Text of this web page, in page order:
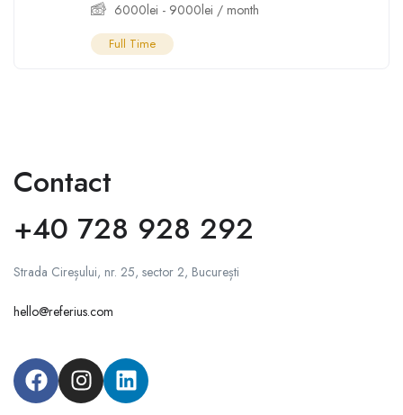
6000lei - 9000lei / month
Full Time
Contact
+40 728 928 292
Strada Cireșului, nr. 25, sector 2, București
hello@referius.com